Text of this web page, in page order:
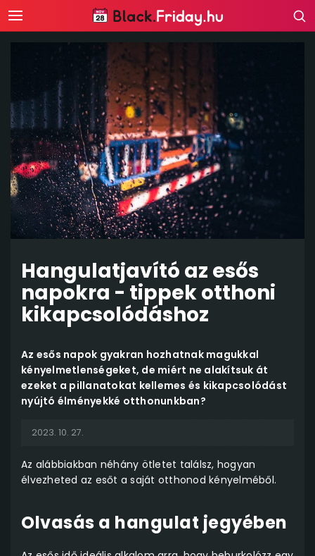
Hangulatjavító az esős
napokra - tippek otthoni
kikapcsolódáshoz
Az esős napok gyakran hozhatnak magukkal
kényelmetlenségeket, de miért ne alakítsuk át
ezeket a pillanatokat kellemes és kikapcsolódást
nyújtó élményekké otthonunkban?
2023. 10. 27.
Az alábbiakban néhány ötletet találsz, hogyan
élvezheted az esőt a saját otthonod kényelméből.
Olvasás a hangulat jegyében